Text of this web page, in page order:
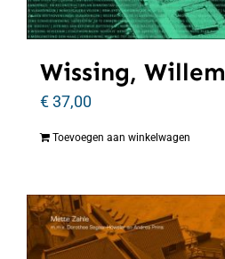
Wissing, Willem
€37,00
Toevoegen aan winkelwagen